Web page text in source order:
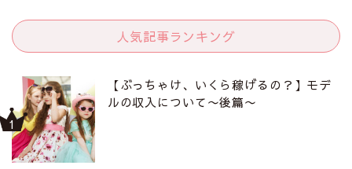
人気記事ランキング
【ぶっちゃけ、いくら稼げるの？】モデ
ルの収入について〜後篇〜